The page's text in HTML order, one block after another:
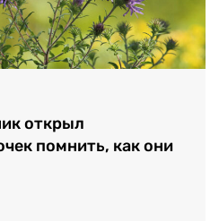
открыл
помнить, как они